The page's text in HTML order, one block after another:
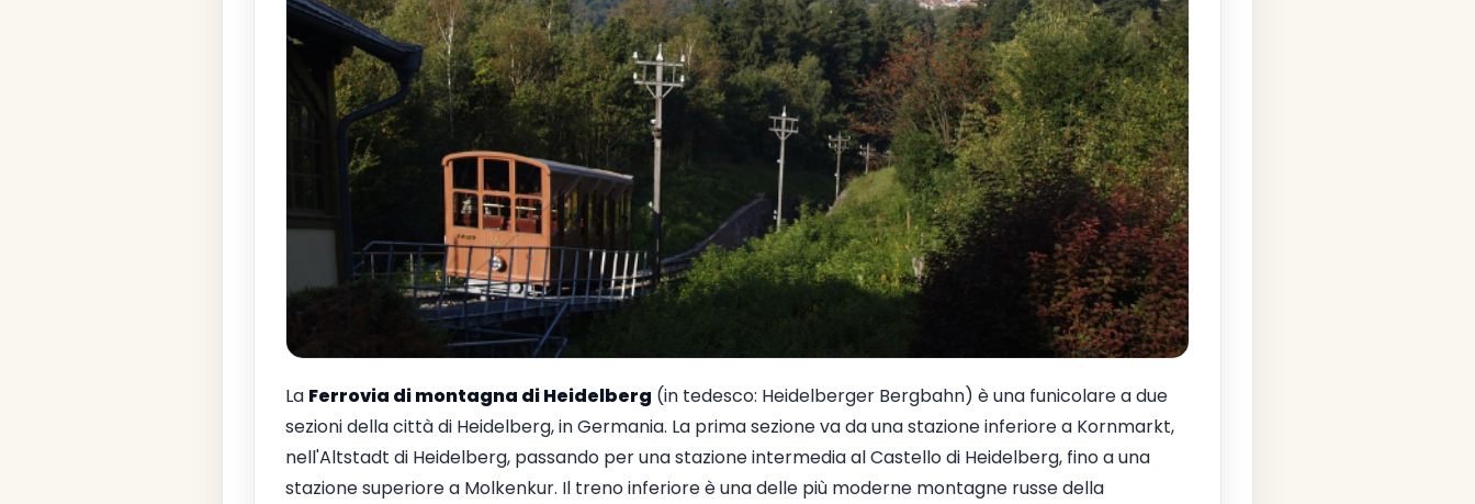
La Ferrovia di montagna di Heidelberg (in tedesco: Heidelberger Bergbahn) è una funicolare a due
sezioni della città di Heidelberg, in Germania. La prima sezione va da una stazione inferiore a Kornmarkt,
nell'Altstadt di Heidelberg, passando per una stazione intermedia al Castello di Heidelberg, fino a una
stazione superiore a Molkenkur. Il treno inferiore è una delle più moderne montagne russe della